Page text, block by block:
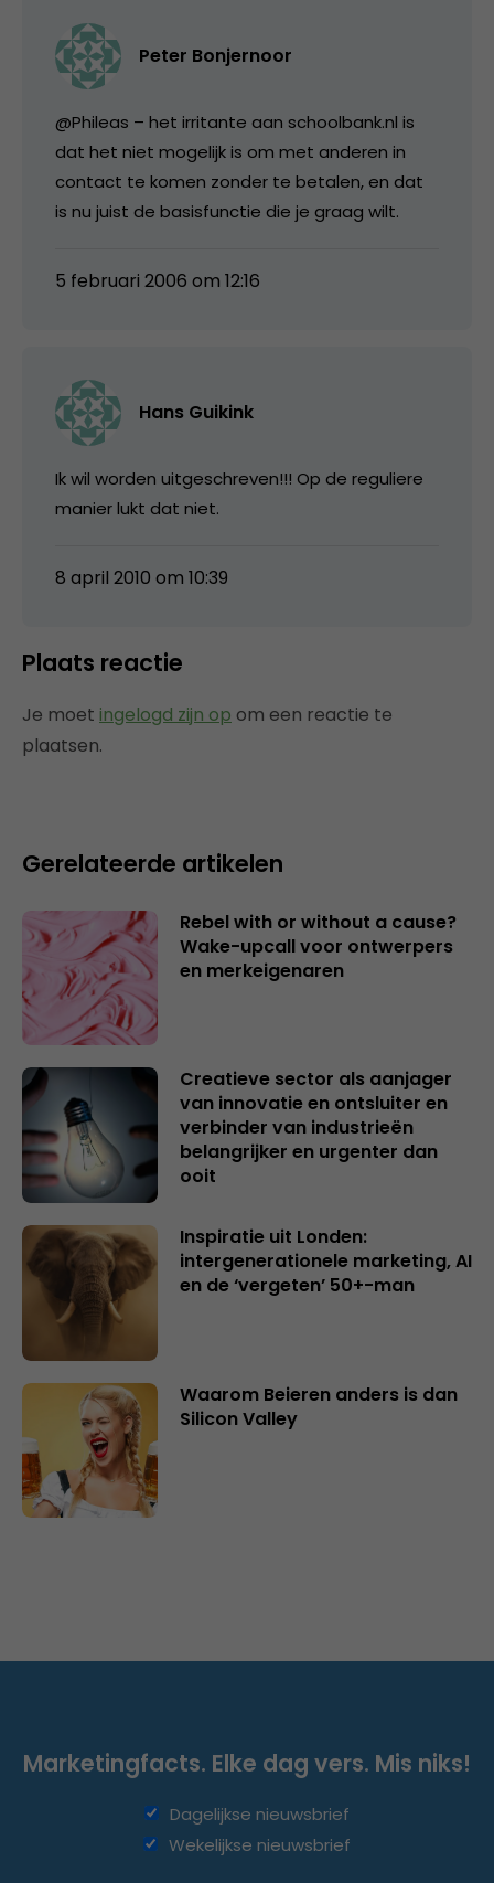
Peter Bonjernoor
@Phileas – het irritante aan schoolbank.nl is
dat het niet mogelijk is om met anderen in
contact te komen zonder te betalen, en dat
is nu juist de basisfunctie die je graag wilt.
5 februari 2006 om 12:16
Hans Guikink
Ik wil worden uitgeschreven!!! Op de reguliere
manier lukt dat niet.
8 april 2010 om 10:39
Plaats reactie
Je moet ingelogd zijn op om een reactie te
plaatsen.
Gerelateerde artikelen
Rebel with or without a cause?
Wake-upcall voor ontwerpers
en merkeigenaren
Creatieve sector als aanjager
van innovatie en ontsluiter en
verbinder van industrieën
belangrijker en urgenter dan
ooit
Inspiratie uit Londen:
intergenerationele marketing, AI
en de ‘vergeten’ 50+-man
Waarom Beieren anders is dan
Silicon Valley
Marketingfacts. Elke dag vers. Mis niks!
Dagelijkse nieuwsbrief
Wekelijkse nieuwsbrief